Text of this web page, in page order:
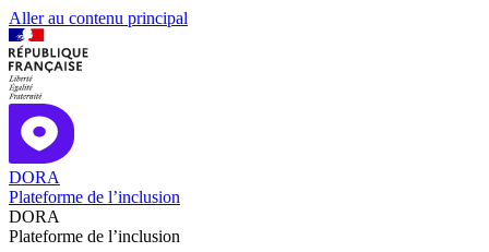
Aller au contenu principal
DORA
Plateforme de l’inclusion
DORA
Plateforme de l’inclusion